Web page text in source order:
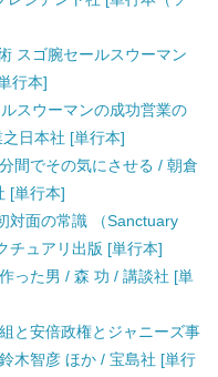
スゴ腕セールスウーマン
行本]
スウーマンの成功営業の
日本社 [単行本]
間でその気にさせる / 朝倉
[単行本]
対面の常識 （Sanctuary
チュアリ出版 [単行本]
った男 / 森 功 / 講談社 [単
と安倍政権とジャニーズ事
木智彦 ほか / 宝島社 [単行